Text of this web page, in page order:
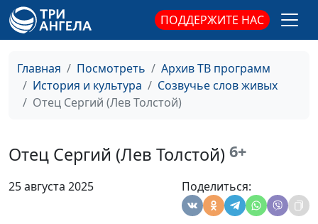
ПОДДЕРЖИТЕ НАС
Главная Посмотреть
Архив ТВ программ
История и культура
Созвучье слов живых
Отец Сергий (Лев Толстой)
Отец Сергий (Лев Толстой) 6+
25 августа 2025 Поделиться: